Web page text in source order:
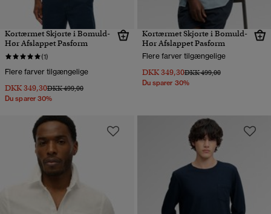
Kortærmet Skjorte i Bomuld-
Hør Afslappet Pasform
(1)
Flere farver tilgængelige
DKK 349,30Pris nedsat fra
DKK 499,00til
Du sparer 30%
Kortærmet Skjorte i Bomuld-
Hør Afslappet Pasform
Flere farver tilgængelige
DKK 349,30Pris nedsat fra
DKK 499,00til
Du sparer 30%